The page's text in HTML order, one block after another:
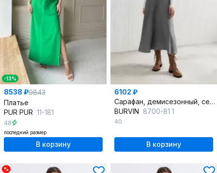
-13%
8538 ₽9843
Платье
PUR PUR 11-181
48
последний размер
В корзину
6102 ₽
Сарафан, демисезонный, серый, на каждый день, текстиль
BURVIN 8700-81 1
40
В корзину
%